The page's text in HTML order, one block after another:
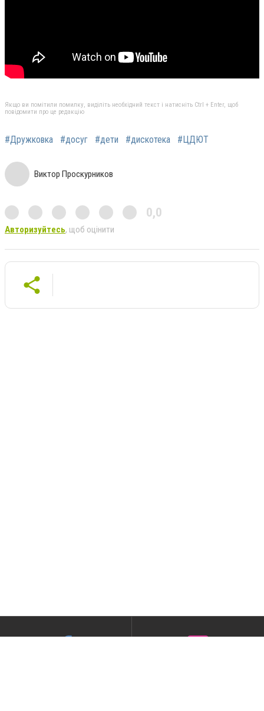
Якщо ви помітили помилку, виділіть необхідний текст і натисніть Ctrl + Enter, щоб
повідомити про це редакцію
#Дружковка #досуг #дети #дискотека #ЦДЮТ
Виктор Проскурников
0,0
Авторизуйтесь, щоб оцінити